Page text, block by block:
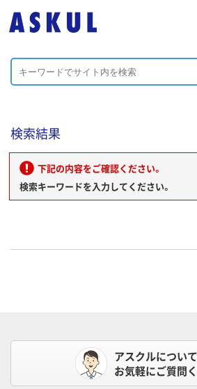
検索結果
下記の内容をご確認ください。
検索キーワードを入力してください。
アスクルについて
お気軽にご質問く